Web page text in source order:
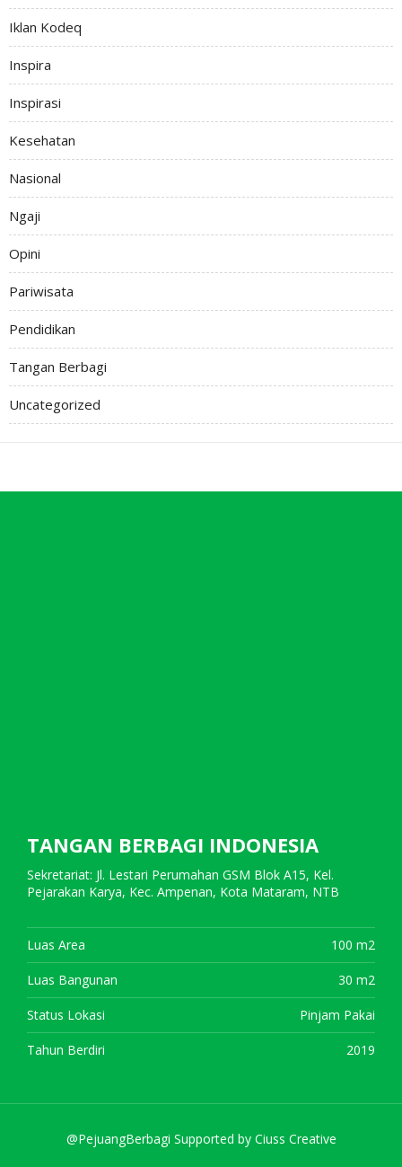
Iklan Kodeq
Inspira
Inspirasi
Kesehatan
Nasional
Ngaji
Opini
Pariwisata
Pendidikan
Tangan Berbagi
Uncategorized
TANGAN BERBAGI INDONESIA
Sekretariat: Jl. Lestari Perumahan GSM Blok A15, Kel.
Pejarakan Karya, Kec. Ampenan, Kota Mataram, NTB
Luas Area 100 m2
Luas Bangunan 30 m2
Status Lokasi Pinjam Pakai
Tahun Berdiri 2019
@PejuangBerbagi Supported by Ciuss Creative